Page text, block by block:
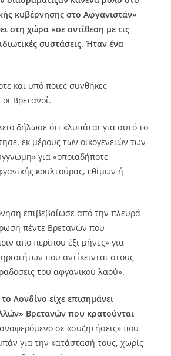
κυβέρνησης στο Αφγανιστάν»
στη χώρα «σε αντίθεση με τις
συστάσεις. Ήταν ένα
και υπό ποιες συνθήκες
Βρετανοί.
δήλωσε ότι «λυπάται για αυτό το
εκ μέρους των οικογενειών των
για «οποιαδήποτε
κουλτούρας, εθίμων ή
επιβεβαίωσε από την πλευρά
πέντε Βρετανών που
από περίπου έξι μήνες» για
που αντίκεινται στους
του αφγανικού λαού».
Λονδίνο είχε επισημάνει
Βρετανών που κρατούνται
αναφερόμενο σε «συζητήσεις» που
για την κατάστασή τους, χωρίς